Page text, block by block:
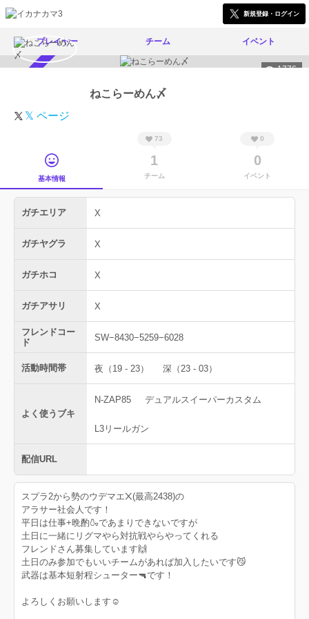
新規登録・ログイン
プレイヤー チーム イベント
1776
ねこらーめん〆
𝕏 ページ
基本情報
73
1
チーム
0
0
イベント
ガチエリア X
ガチヤグラ X
ガチホコ X
ガチアサリ X
フレンドコー
ド
SW−8430−5259−6028
活動時間帯 夜（19 - 23） 深（23 - 03）
よく使うブキ
N-ZAP85 デュアルスイーパーカスタム
L3リールガン
配信URL
スプラ2から勢のウデマエ᙭(最高2438)の
アラサー社会人です！
平日は仕事+晩酌🍶であまりできないですが
土日に一緒にリグマやら対抗戦やらやってくれる
フレンドさん募集しています🙌
土日のみ参加でもいいチームがあれば加入したいです😼
武器は基本短射程シューター🔫です！
よろしくお願いします☺️